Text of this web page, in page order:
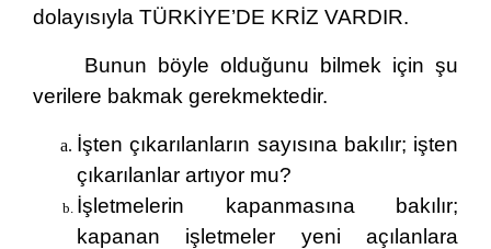
dolayısıyla TÜRKİYE’DE KRİZ VARDIR.
Bunun böyle olduğunu bilmek için şu
verilere bakmak gerekmektedir.
İşten çıkarılanların sayısına bakılır; işten
çıkarılanlar artıyor mu?
İşletmelerin kapanmasına bakılır;
kapanan işletmeler yeni açılanlara